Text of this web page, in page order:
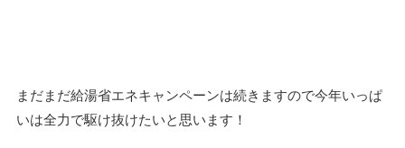
まだまだ給湯省エネキャンペーンは続きますので今年いっぱ
いは全力で駆け抜けたいと思います！